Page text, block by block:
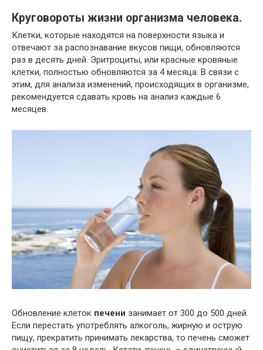
Круговороты жизни организма человека.
Клетки, которые находятся на поверхности языка и
отвечают за распознавание вкусов пищи, обновляются
раз в десять дней. Эритроциты, или красные кровяные
клетки, полностью обновляются за 4 месяца. В связи с
этим, для анализа изменений, происходящих в организме,
рекомендуется сдавать кровь на анализ каждые 6
месяцев.
Обновление клеток печени занимает от 300 до 500 дней.
Если перестать употреблять алкоголь, жирную и острую
пищу, прекратить принимать лекарства, то печень сможет